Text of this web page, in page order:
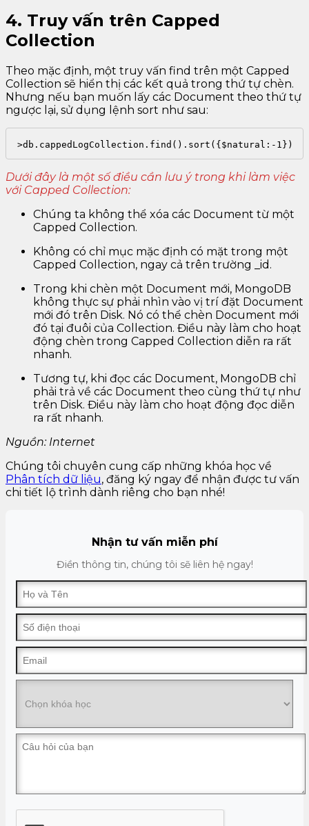
4. Truy vấn trên Capped
Collection
Theo mặc định, một truy vấn find trên một Capped
Collection sẽ hiển thị các kết quả trong thứ tự chèn.
Nhưng nếu bạn muốn lấy các Document theo thứ tự
ngược lại, sử dụng lệnh sort như sau:
>db.cappedLogCollection.find().sort({$natural:-1})
Dưới đây là một số điều cần lưu ý trong khi làm việc
với Capped Collection:
Chúng ta không thể xóa các Document từ một
Capped Collection.
Không có chỉ mục mặc định có mặt trong một
Capped Collection, ngay cả trên trường _id.
Trong khi chèn một Document mới, MongoDB
không thực sự phải nhìn vào vị trí đặt Document
mới đó trên Disk. Nó có thể chèn Document mới
đó tại đuôi của Collection. Điều này làm cho hoạt
động chèn trong Capped Collection diễn ra rất
nhanh.
Tương tự, khi đọc các Document, MongoDB chỉ
phải trả về các Document theo cùng thứ tự như
trên Disk. Điều này làm cho hoạt động đọc diễn
ra rất nhanh.
Nguồn: Internet
Chúng tôi chuyên cung cấp những khóa học về
Phân tích dữ liệu, đăng ký ngay để nhận được tư vấn
chi tiết lộ trình dành riêng cho bạn nhé!
Nhận tư vấn miễn phí
Điền thông tin, chúng tôi sẽ liên hệ ngay!